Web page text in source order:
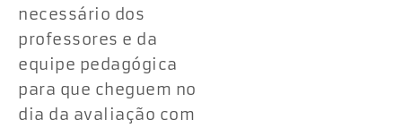
necessário dos
professores e da
equipe pedagógica
para que cheguem no
dia da avaliação com